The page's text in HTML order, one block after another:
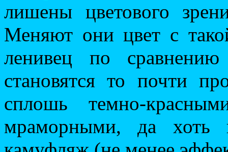
лишены цветового
Меняют они цвет с
ленивец по
становятся то почти
сплошь темно-
мраморными, да хоть